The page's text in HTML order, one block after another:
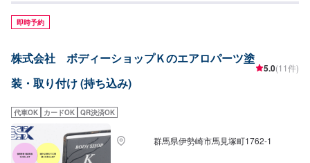
ご相談もお気軽にどうぞ！【1】オファーにてお問い合わせ【2】お見積り
【3】お見積りにご納得いただければ作業開始【4】仕上がり次第納車-----納
期について-----納期は通常1週間程度で納車となります。(要相談)納期は前後
用意しています。お車の作業中は代車をご利用ください。※代車の燃料代はお
客様にご負担いただいております。-----ご来店時の注意、受付方法-----入庫の
際はお気をつけてお越しください。駐車スペースは事務所前の空いているス
とお伝えください。ご案内いたします。【定休日・営業時間】定休日：日曜
日、祝日、不定休営業時間：9:00~18:00
即時予約
株式会社 ボディーショップＫのエアロパーツ塗
装・取り付け (持ち込み)
5.0(11件)
代車OK カードOK QR決済OK
群馬県伊勢崎市馬見塚町1762‐1